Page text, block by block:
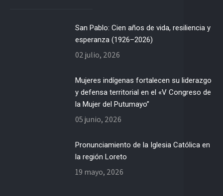
San Pablo: Cien años de vida, resiliencia y
esperanza (1926–2026)
02 julio, 2026
Mujeres indígenas fortalecen su liderazgo
y defensa territorial en el «V Congreso de
la Mujer del Putumayo”
05 junio, 2026
Pronunciamiento de la Iglesia Católica en
la región Loreto
19 mayo, 2026